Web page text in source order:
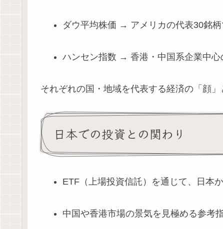
ダウ平均株価 → アメリカの代表30銘柄
ハンセン指数 → 香港・中国系企業中心
それぞれの国・地域を代表する経済の「顔」
日本での投資との関わり
ETF（上場投資信託）を通じて、日本
中国や香港市場の景気を見極める参考